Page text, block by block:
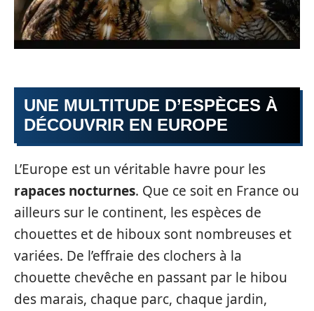
UNE MULTITUDE D’ESPÈCES À
DÉCOUVRIR EN EUROPE
L’Europe est un véritable havre pour les
rapaces nocturnes. Que ce soit en France ou
ailleurs sur le continent, les espèces de
chouettes et de hiboux sont nombreuses et
variées. De l’effraie des clochers à la
chouette chevêche en passant par le hibou
des marais, chaque parc, chaque jardin,